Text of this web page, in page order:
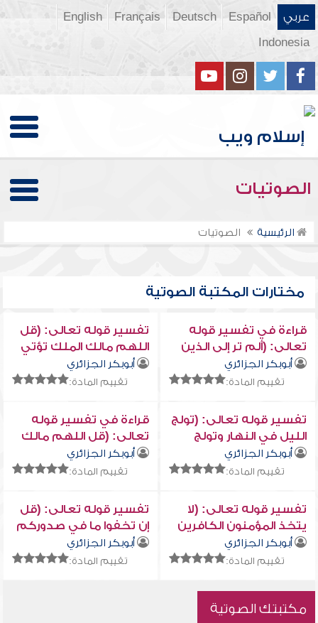
عربي Español
Deutsch
Français
English
Indonesia
الصوتيات
الرئيسية الصوتيات
مختارات المكتبة الصوتية
قراءة في تفسير قوله
تعالى: (ألم تر إلى الذين
أوتوا نصيباً من الكتاب...)
وما بعدها من كتاب أيسر
أبوبكر الجزائري
تقييم المادة:
تفسير قوله تعالى: (قل
اللهم مالك الملك تؤتي
الملك من تشاء...)
أبوبكر الجزائري
تقييم المادة:
تفسير قوله تعالى: (تولج
الليل في النهار وتولج
النهار في الليل...)
أبوبكر الجزائري
تقييم المادة:
قراءة في تفسير قوله
تعالى: (قل اللهم مالك
الملك تؤتي الملك من
تشاء...) وما بعدها من
أبوبكر الجزائري
تقييم المادة:
تفسير قوله تعالى: (لا
يتخذ المؤمنون الكافرين
أولياء من دون
المؤمنين...)
أبوبكر الجزائري
تقييم المادة:
تفسير قوله تعالى: (قل
إن تخفوا ما في صدوركم
أو تبدوه يعلمه الله...)
أبوبكر الجزائري
تقييم المادة:
مكتبتك الصوتية